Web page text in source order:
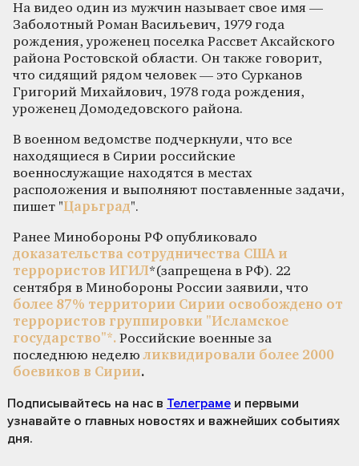
На видео один из мужчин называет свое имя —
Заболотный Роман Васильевич, 1979 года
рождения, уроженец поселка Рассвет Аксайского
района Ростовской области. Он также говорит,
что сидящий рядом человек — это Сурканов
Григорий Михайлович, 1978 года рождения,
уроженец Домодедовского района.
В военном ведомстве подчеркнули, что все
находящиеся в Сирии российские
военнослужащие находятся в местах
расположения и выполняют поставленные задачи,
пишет "Царьград".
Ранее Минобороны РФ опубликовало
доказательства сотрудничества США и
террористов ИГИЛ*(запрещена в РФ). 22
сентября в Минобороны России заявили, что
более 87% территории Сирии освобождено от
террористов группировки "Исламское
государство"*. Российские военные за
последнюю неделюликвидировали более 2000
боевиков в Сирии.
Подписывайтесь на нас в Телеграме и первыми
узнавайте о главных новостях и важнейших событиях
дня.